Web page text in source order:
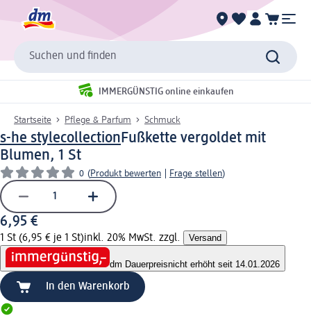
Suchen und finden
IMMERGÜNSTIG online einkaufen
Startseite Pflege & Parfum Schmuck
s-he stylecollectionFußkette vergoldet mit
Blumen, 1 St
0 (Produkt bewerten Frage stellen)
6,95 €
1 St (6,95 € je 1 St)inkl. 20% MwSt. zzgl. Versand
dm Dauerpreisnicht erhöht seit 14.01.2026
In den Warenkorb